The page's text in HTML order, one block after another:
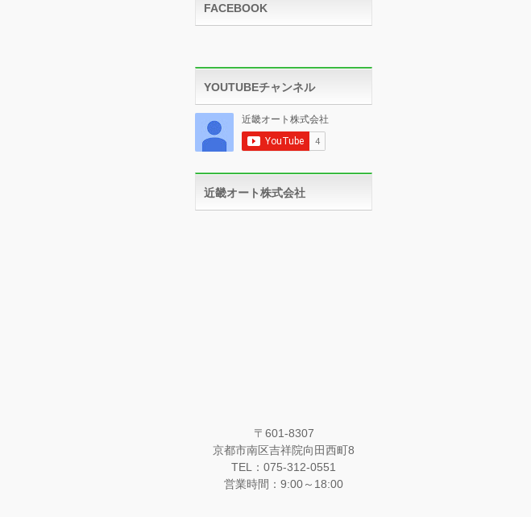
FACEBOOK
YOUTUBEチャンネル
近畿オート株式会社
〒601-8307
京都市南区吉祥院向田西町8
TEL：075-312-0551
営業時間：9:00～18:00